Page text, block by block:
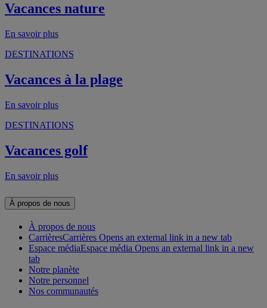
Vacances nature
En savoir plus
DESTINATIONS
Vacances à la plage
En savoir plus
DESTINATIONS
Vacances golf
En savoir plus
À propos de nous
À propos de nous
CarrièresCarrières Opens an external link in a new tab
Espace médiaEspace média Opens an external link in a new
tab
Notre planète
Notre personnel
Nos communautés